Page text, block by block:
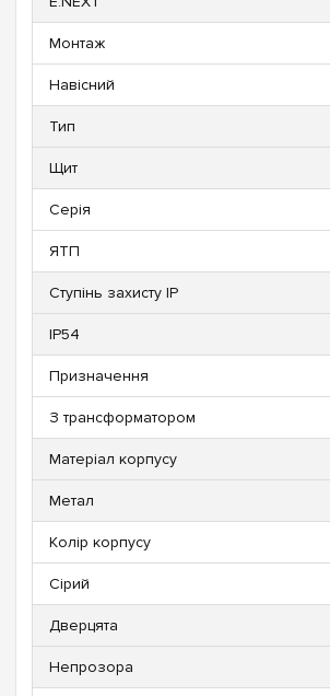
Монтаж
Навісний
Тип
Щит
Серія
ЯТП
Ступінь захисту IP
IP54
Призначення
З трансформатором
Матеріал корпусу
Метал
Колір корпусу
Сірий
Дверцята
Непрозора